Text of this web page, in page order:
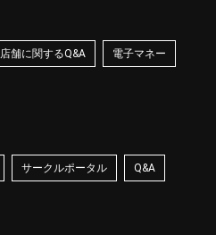
店舗に関するQ&A 電子マネー
サークルポータル Q&A